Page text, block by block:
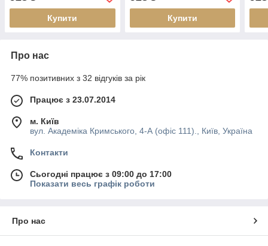
Купити Купити
Про нас
77% позитивних з 32 відгуків за рік
Працює з 23.07.2014
м. Київ
вул. Академіка Кримського, 4-А (офіс 111)., Київ, Україна
Контакти
Сьогодні працює з 09:00 до 17:00
Показати весь графік роботи
Про нас